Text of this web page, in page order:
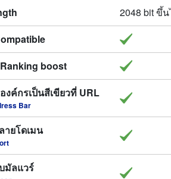
2048 bit ขึ้
boost
งค์กรเป็นสีเขียวที่ URL
Bar
ายโดเมน
มัลแวร์